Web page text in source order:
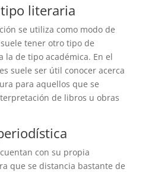
literaria
se utiliza como modo de
tener otro tipo de
de tipo académica. En el
suele ser útil conocer acerca
para aquellos que se
de libros u obras
con su propia
que se distancia bastante de